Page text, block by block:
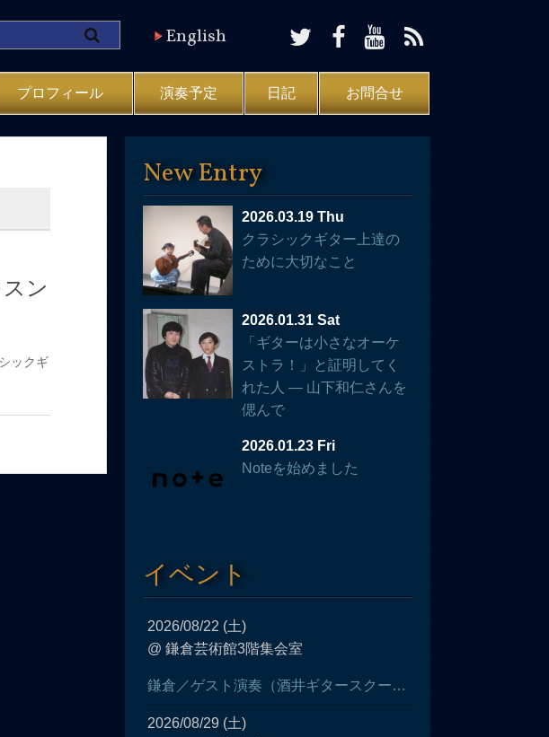
English
プロフィール 演奏予定 日記 お問合せ
ン
ックギ
New Entry
2026.03.19 Thu
クラシックギター上達の
ために大切なこと
2026.01.31 Sat
「ギターは小さなオーケ
ストラ！」と証明してく
れた人 — 山下和仁さんを
偲んで
2026.01.23 Fri
Noteを始めました
イベント
2026/08/22 (土)
@ 鎌倉芸術館3階集会室
鎌倉／ゲスト演奏（酒井ギタースクール発表会）
2026/08/29 (土)